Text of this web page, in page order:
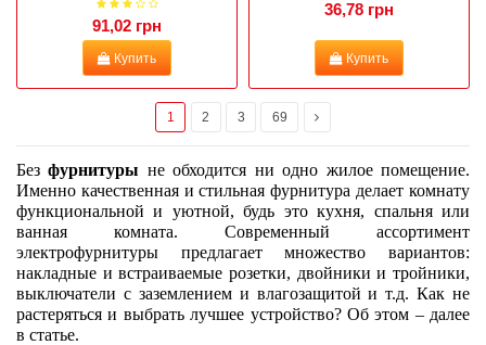
91,02 грн
Купить
36,78 грн
Купить
1 2 3 69
Без фурнитуры не обходится ни одно жилое помещение.
Именно качественная и стильная фурнитура делает комнату
функциональной и уютной, будь это кухня, спальня или
ванная комната. Современный ассортимент
электрофурнитуры предлагает множество вариантов:
накладные и встраиваемые розетки, двойники и тройники,
выключатели с заземлением и влагозащитой и т.д. Как не
растеряться и выбрать лучшее устройство? Об этом – далее
в статье.